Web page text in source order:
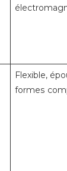
Flexible,
formes